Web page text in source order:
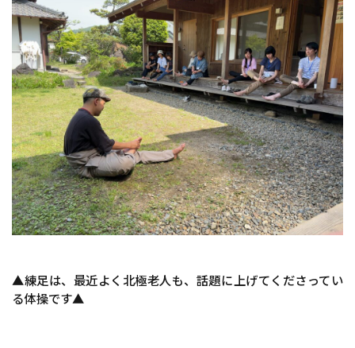
▲練足は、最近よく北極老人も、話題に上げてくださってい
る体操です▲